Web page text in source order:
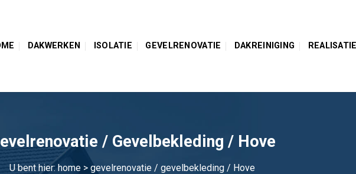
DAKWERKEN ISOLATIE GEVELRENOVATIE DAKREINIGING
/ Gevelbekleding / Hove
U bent hier: home > gevelrenovatie / gevelbekleding / Hove